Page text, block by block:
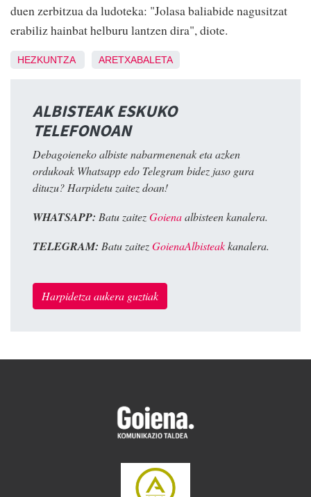
duen zerbitzua da ludoteka: "Jolasa baliabide nagusitzat
erabiliz hainbat helburu lantzen dira", diote.
HEZKUNTZA ARETXABALETA
ALBISTEAK ESKUKO
TELEFONOAN
Debagoieneko albiste nabarmenenak eta azken
ordukoak Whatsapp edo Telegram bidez jaso gura
dituzu? Harpidetu zaitez doan!
WHATSAPP: Batu zaitezGoienaalbisteen kanalera.
TELEGRAM: Batu zaitezGoienaAlbisteakkanalera.
Harpidetza aukera guztiak